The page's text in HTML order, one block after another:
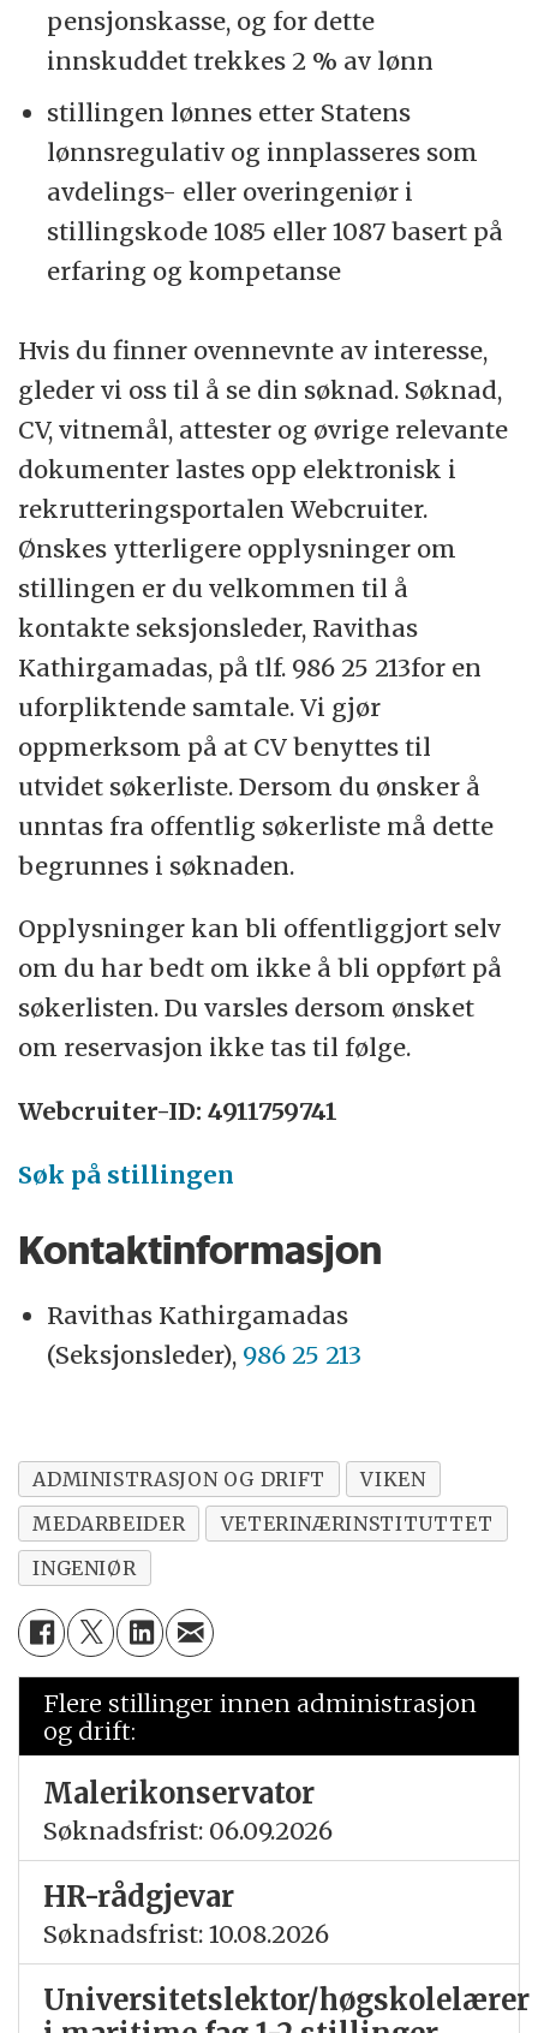
pensjonskasse, og for dette
innskuddet trekkes 2 % av lønn
stillingen lønnes etter Statens
lønnsregulativ og innplasseres som
avdelings- eller overingeniør i
stillingskode 1085 eller 1087 basert på
erfaring og kompetanse
Hvis du finner ovennevnte av interesse,
gleder vi oss til å se din søknad. Søknad,
CV, vitnemål, attester og øvrige relevante
dokumenter lastes opp elektronisk i
rekrutteringsportalen Webcruiter.
Ønskes ytterligere opplysninger om
stillingen er du velkommen til å
kontakte seksjonsleder, Ravithas
Kathirgamadas, på tlf. 986 25 213for en
uforpliktende samtale. Vi gjør
oppmerksom på at CV benyttes til
utvidet søkerliste. Dersom du ønsker å
unntas fra offentlig søkerliste må dette
begrunnes i søknaden.
Opplysninger kan bli offentliggjort selv
om du har bedt om ikke å bli oppført på
søkerlisten. Du varsles dersom ønsket
om reservasjon ikke tas til følge.
Webcruiter-ID: 4911759741
Søk på stillingen
Kontaktinformasjon
Ravithas Kathirgamadas
(Seksjonsleder), 986 25 213
ADMINISTRASJON OG DRIFT
VIKEN
MEDARBEIDER
VETERINÆRINSTITUTTET
INGENIØR
Flere stillinger innen administrasjon
og drift:
Malerikonservator
Søknadsfrist: 06.09.2026
HR-rådgjevar
Søknadsfrist: 10.08.2026
Universitetslektor/høgskolelærer